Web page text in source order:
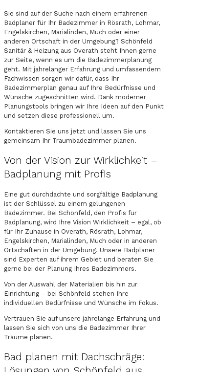
Sie sind auf der Suche nach einem erfahrenen
Badplaner für Ihr Badezimmer in Rösrath, Lohmar,
Engelskirchen, Marialinden, Much oder einer
anderen Ortschaft in der Umgebung? Schönfeld
Sanitär & Heizung aus Overath steht Ihnen gerne
zur Seite, wenn es um die Badezimmerplanung
geht. Mit jahrelanger Erfahrung und umfassendem
Fachwissen sorgen wir dafür, dass Ihr
Badezimmerplan genau auf Ihre Bedürfnisse und
Wünsche zugeschnitten wird. Dank moderner
Planungstools bringen wir Ihre Ideen auf den Punkt
und setzen diese professionell um.
Kontaktieren Sie uns jetzt und lassen Sie uns
gemeinsam Ihr Traumbadezimmer planen.
Von der Vision zur Wirklichkeit –
Badplanung mit Profis
Eine gut durchdachte und sorgfältige Badplanung
ist der Schlüssel zu einem gelungenen
Badezimmer. Bei Schönfeld, den Profis für
Badplanung, wird Ihre Vision Wirklichkeit – egal, ob
für Ihr Zuhause in Overath, Rösrath, Lohmar,
Engelskirchen, Marialinden, Much oder in anderen
Ortschaften in der Umgebung. Unsere Badplaner
sind Experten auf ihrem Gebiet und beraten Sie
gerne bei der Planung Ihres Badezimmers.
Von der Auswahl der Materialien bis hin zur
Einrichtung – bei Schönfeld stehen Ihre
individuellen Bedürfnisse und Wünsche im Fokus.
Vertrauen Sie auf unsere jahrelange Erfahrung und
lassen Sie sich von uns die Badezimmer Ihrer
Träume planen.
Bad planen mit Dachschräge: